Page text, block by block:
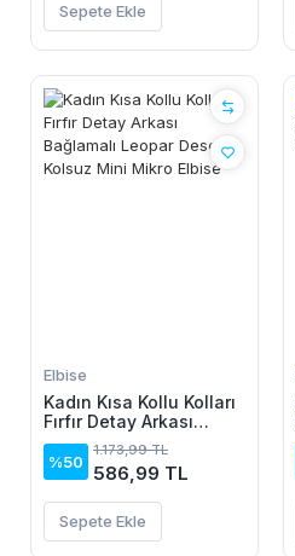
Sepete Ekle
Elbise
Kadın Kısa Kollu Kolları
Fırfır Detay Arkası
Bağlamalı Leopar
Desen Kolsuz Mini
Mikro Elbise
%50
1.173,99 TL
586,99 TL
Sepete Ekle